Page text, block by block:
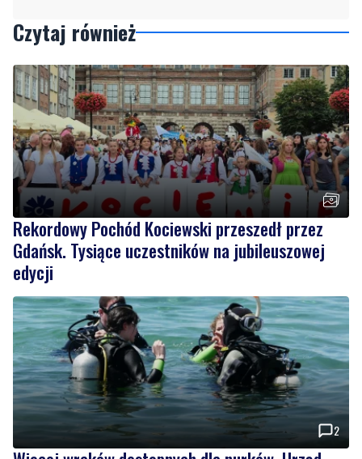
Czytaj również
Rekordowy Pochód Kociewski przeszedł przez
Gdańsk. Tysiące uczestników na jubileuszowej
edycji
2